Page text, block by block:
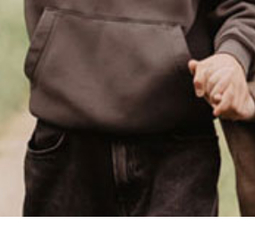
auf dem Campingplatz zelten oder in
übernachten?
individuelle Buchungsanfrage mit Deinem
Wunschreisedatum: